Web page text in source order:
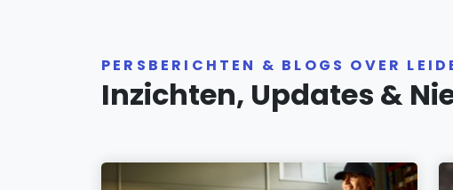
PERSBERICHTEN & BLOGS OVER
Inzichten, Updates &